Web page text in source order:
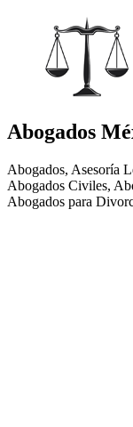
Abogados
Abogados, Asesoría
Abogados Civiles,
Abogados para